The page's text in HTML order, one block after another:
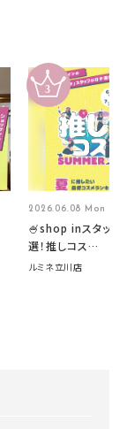
2026.06.08 Mon
🍧shop inスタッフ
選！推しコス
summer2026開催
ルミネ立川店